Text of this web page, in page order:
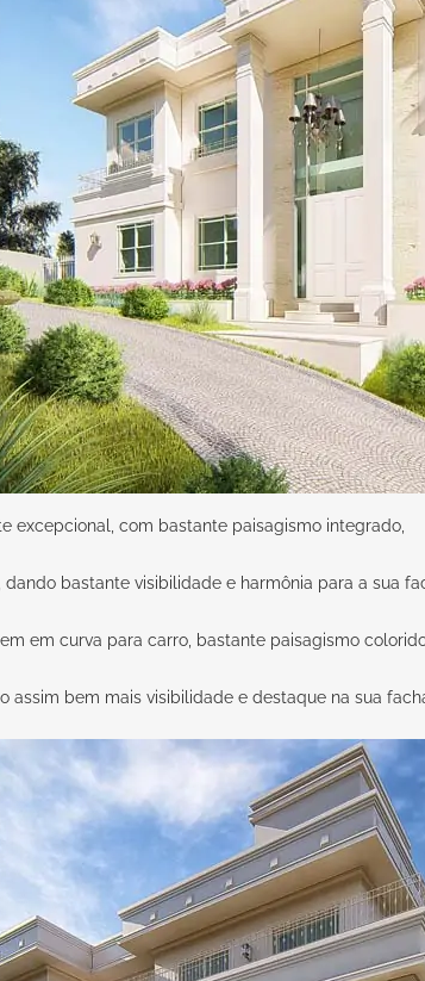
excepcional, com bastante paisagismo integrado,
bastante visibilidade e harmônia para a sua
em curva para carro, bastante paisagismo
assim bem mais visibilidade e destaque na sua